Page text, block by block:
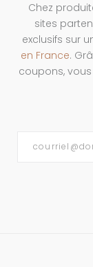
Chez
sites
exclusifs sur
en France.
coupons,